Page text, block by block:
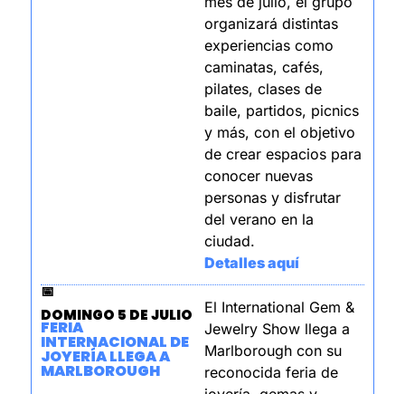
organizará distintas
experiencias como
caminatas, cafés,
pilates, clases de
baile, partidos, picnics
y más, con el objetivo
de crear espacios para
conocer nuevas
personas y disfrutar
del verano en la
ciudad.
Detalles aquí
📅
DOMINGO 5 DE JULIO
FERIA
INTERNACIONAL DE
JOYERÍA LLEGA A
MARLBOROUGH
El International Gem &
Jewelry Show llega a
Marlborough con su
reconocida feria de